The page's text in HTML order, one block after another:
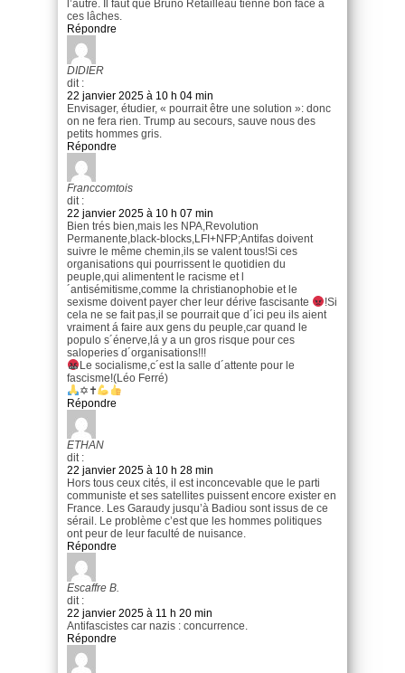
l’autre. Il faut que Bruno Retailleau tienne bon face à
ces lâches.
Répondre
DIDIER
dit :
22 janvier 2025 à 10 h 04 min
Envisager, étudier, « pourrait être une solution »: donc
on ne fera rien. Trump au secours, sauve nous des
petits hommes gris.
Répondre
Franccomtois
dit :
22 janvier 2025 à 10 h 07 min
Bien trés bien,mais les NPA,Revolution
Permanente,black-blocks,LFI+NFP;Antifas doivent
suivre le même chemin,ils se valent tous!Si ces
organisations qui pourrissent le quotidien du
peuple,qui alimentent le racisme et l
´antisémitisme,comme la christianophobie et le
sexisme doivent payer cher leur dérive fascisante
!Si
cela ne se fait pas,il se pourrait que d´ici peu ils aient
vraiment á faire aux gens du peuple,car quand le
populo s´énerve,lá y a un gros risque pour ces
saloperies d´organisations!!!
Le socialisme,c´est la salle d´attente pour le
fascisme!(Léo Ferré)
✡✝
Répondre
ETHAN
dit :
22 janvier 2025 à 10 h 28 min
Hors tous ceux cités, il est inconcevable que le parti
communiste et ses satellites puissent encore exister en
France. Les Garaudy jusqu’à Badiou sont issus de ce
sérail. Le problème c’est que les hommes politiques
ont peur de leur faculté de nuisance.
Répondre
Escaffre B.
dit :
22 janvier 2025 à 11 h 20 min
Antifascistes car nazis : concurrence.
Répondre